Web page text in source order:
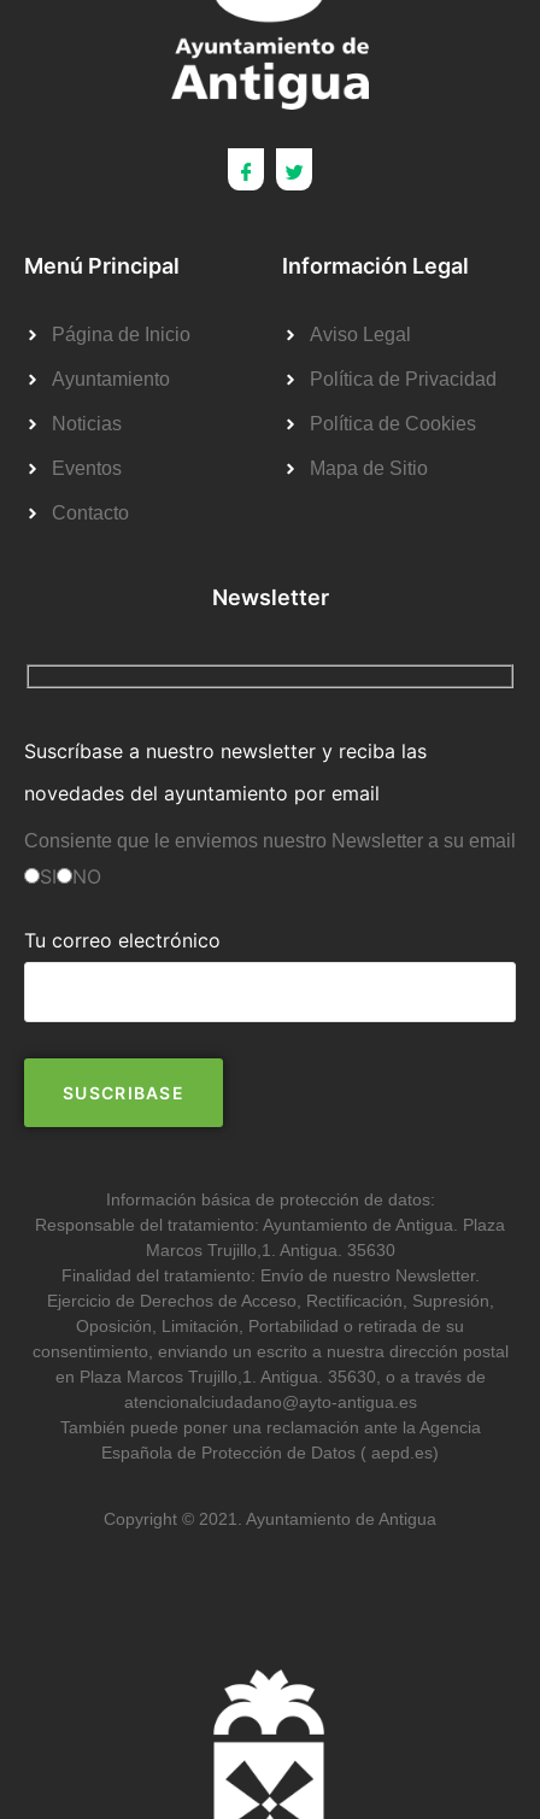
Menú Principal
Página de Inicio
Ayuntamiento
Noticias
Eventos
Contacto
Información Legal
Aviso Legal
Política de Privacidad
Política de Cookies
Mapa de Sitio
Newsletter
Suscríbase a nuestro newsletter y reciba las
novedades del ayuntamiento por email
Consiente que le enviemos nuestro Newsletter a su email
SI NO
Tu correo electrónico
Información básica de protección de datos:
Responsable del tratamiento: Ayuntamiento de Antigua. Plaza
Marcos Trujillo,1. Antigua. 35630
Finalidad del tratamiento: Envío de nuestro Newsletter.
Ejercicio de Derechos de Acceso, Rectificación, Supresión,
Oposición, Limitación, Portabilidad o retirada de su
consentimiento, enviando un escrito a nuestra dirección postal
en Plaza Marcos Trujillo,1. Antigua. 35630, o a través de
atencionalciudadano@ayto-antigua.es
También puede poner una reclamación ante la Agencia
Española de Protección de Datos ( aepd.es)
Copyright © 2021. Ayuntamiento de Antigua